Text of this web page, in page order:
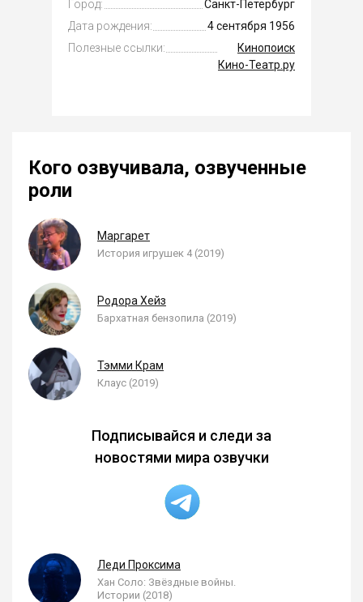
Город:
Санкт-Петербург
Дата рождения:
4 сентября 1956
Полезные ссылки:
Кинопоиск
Кино-Театр.ру
Кого озвучивала, озвученные
роли
Маргарет
История игрушек 4 (2019)
Родора Хейз
Бархатная бензопила (2019)
Тэмми Крам
Клаус (2019)
Подписывайся и следи за
новостями мира озвучки
Леди Проксима
Хан Соло: Звёздные войны.
Истории (2018)